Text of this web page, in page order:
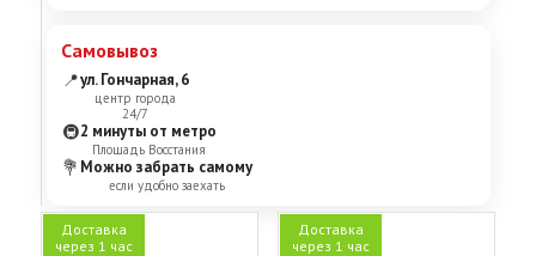
Самовывоз
📍ул. Гончарная, 6
центр города
24/7
🚇2 минуты от метро
Площадь Восстания
💐 Можно забрать самому
если удобно заехать
Доставка
через 1 час
Доставка
через 1 час